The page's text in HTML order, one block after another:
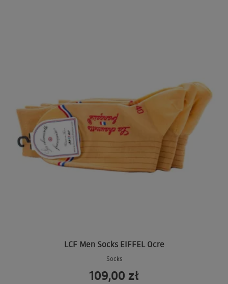
LCF Men Socks EIFFEL Ocre
Socks
109,00 zł